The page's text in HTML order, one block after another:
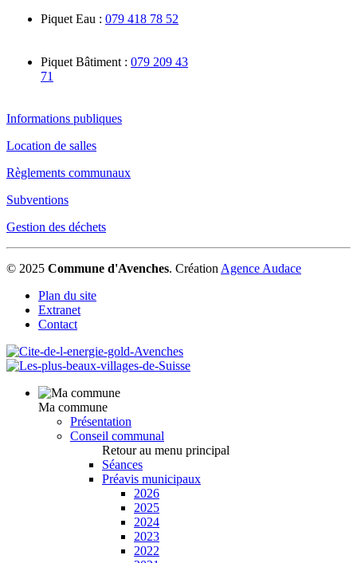
Piquet Eau : 079 418 78 52
Piquet Bâtiment : 079 209 43
71
Informations publiques
Location de salles
Règlements communaux
Subventions
Gestion des déchets
© 2025 Commune d'Avenches. Création Agence Audace
Plan du site
Extranet
Contact
Ma commune
Présentation
Conseil communal
Retour au menu principal
Séances
Préavis municipaux
2026
2025
2024
2023
2022